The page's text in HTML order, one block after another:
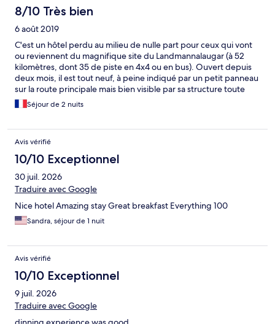
8/10 Très bien
6 août 2019
C'est un hôtel perdu au milieu de nulle part pour ceux qui vont
ou reviennent du magnifique site du Landmannalaugar (à 52
kilomètres, dont 35 de piste en 4x4 ou en bus). Ouvert depuis
deux mois, il est tout neuf, à peine indiqué par un petit panneau
sur la route principale mais bien visible par sa structure toute
noire. Il n'y a pas encore de véritable parking, mais une grande
étendue de cailloux et de poussières. Cela dit, l'hôtel est
donné. Seul inconvénient constaté: il faisait trop chaud dans la
chambre, peut-être un problème de chauffage au sol, nous a-t-
on expliqué. En tout cas, le personnel est à l'écoute des
remarques. Dernier point: cet hôtel est l'un des très rares
établissements de bon niveau sur la route du Landmannalaugar
et quand on rentre d'une randonnée de plusieurs heures, c'est
Séjour de 2 nuits
Avis vérifié
10/10 Exceptionnel
30 juil. 2026
Traduire avec Google
Nice hotel Amazing stay Great breakfast Everything 100
Sandra, séjour de 1 nuit
Avis vérifié
10/10 Exceptionnel
9 juil. 2026
Traduire avec Google